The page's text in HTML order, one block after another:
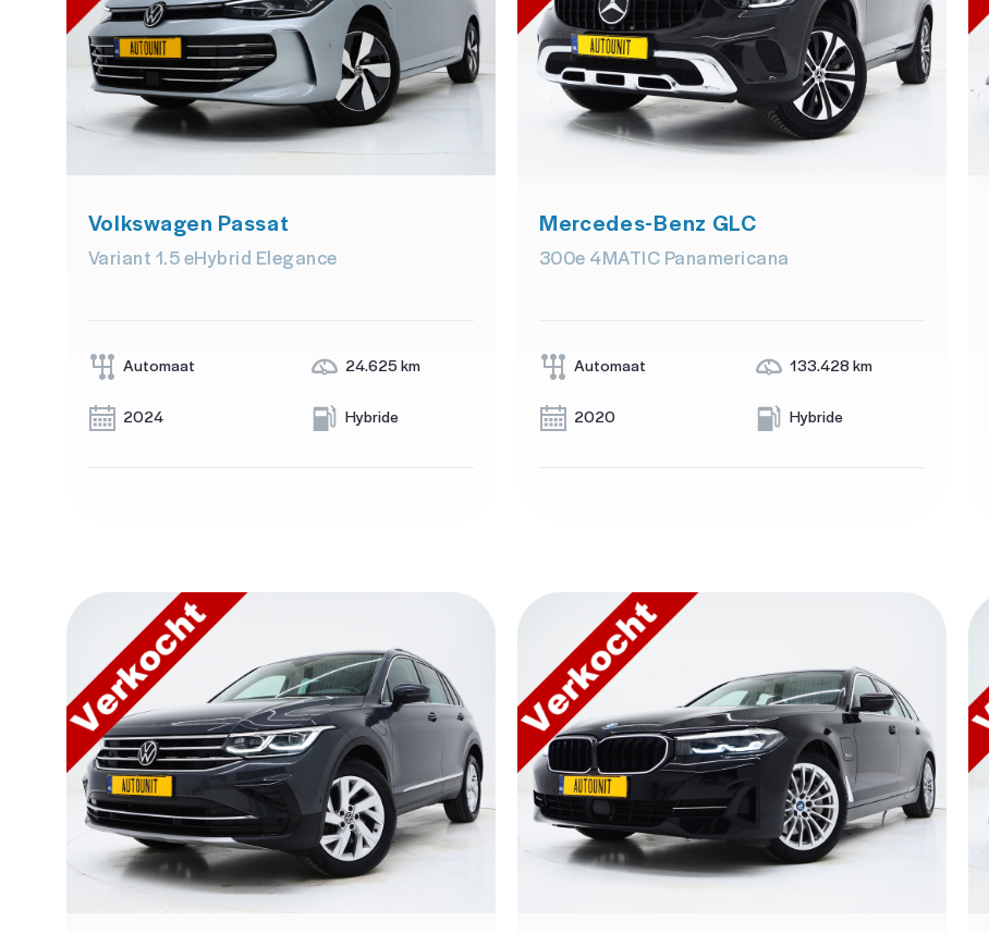
Volkswagen Passat
Variant 1.5 eHybrid Elegance
Automaat 24.625 km
2024 Hybride
Mercedes-Benz GLC
300e 4MATIC Panamericana
Automaat 133.428 km
2020 Hybride